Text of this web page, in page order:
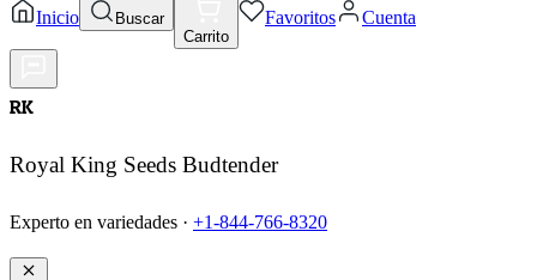
Inicio
Buscar
Carrito
Favoritos Cuenta
RK
Royal King Seeds Budtender
Experto en variedades · +1-844-766-8320